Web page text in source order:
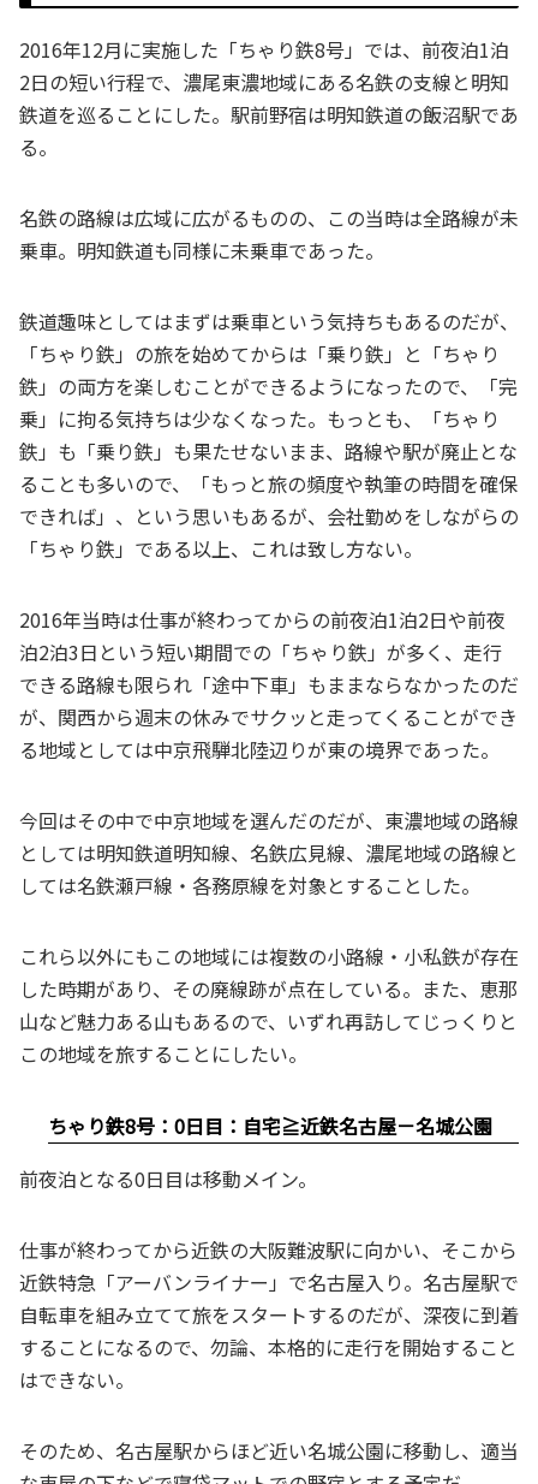
2016年12月に実施した「ちゃり鉄8号」では、前夜泊1泊
2日の短い行程で、濃尾東濃地域にある名鉄の支線と明知
鉄道を巡ることにした。駅前野宿は明知鉄道の飯沼駅であ
る。
名鉄の路線は広域に広がるものの、この当時は全路線が未
乗車。明知鉄道も同様に未乗車であった。
鉄道趣味としてはまずは乗車という気持ちもあるのだが、
「ちゃり鉄」の旅を始めてからは「乗り鉄」と「ちゃり
鉄」の両方を楽しむことができるようになったので、「完
乗」に拘る気持ちは少なくなった。もっとも、「ちゃり
鉄」も「乗り鉄」も果たせないまま、路線や駅が廃止とな
ることも多いので、「もっと旅の頻度や執筆の時間を確保
できれば」、という思いもあるが、会社勤めをしながらの
「ちゃり鉄」である以上、これは致し方ない。
2016年当時は仕事が終わってからの前夜泊1泊2日や前夜
泊2泊3日という短い期間での「ちゃり鉄」が多く、走行
できる路線も限られ「途中下車」もままならなかったのだ
が、関西から週末の休みでサクッと走ってくることができ
る地域としては中京飛騨北陸辺りが東の境界であった。
今回はその中で中京地域を選んだのだが、東濃地域の路線
としては明知鉄道明知線、名鉄広見線、濃尾地域の路線と
しては名鉄瀬戸線・各務原線を対象とすることした。
これら以外にもこの地域には複数の小路線・小私鉄が存在
した時期があり、その廃線跡が点在している。また、恵那
山など魅力ある山もあるので、いずれ再訪してじっくりと
この地域を旅することにしたい。
ちゃり鉄8号：0日目：自宅≧近鉄名古屋－名城公園
前夜泊となる0日目は移動メイン。
仕事が終わってから近鉄の大阪難波駅に向かい、そこから
近鉄特急「アーバンライナー」で名古屋入り。名古屋駅で
自転車を組み立てて旅をスタートするのだが、深夜に到着
することになるので、勿論、本格的に走行を開始すること
はできない。
そのため、名古屋駅からほど近い名城公園に移動し、適当